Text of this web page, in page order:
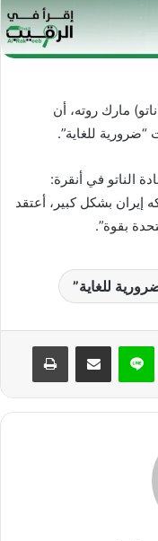
مارك روته، أن
“ضرورية للغاية”.
الناتو في أنقرة:
⁠إيران بشكل كبير، أعتقد
‌بقوة”.
للغاية”
لاين مشاركة عبر البريد طباعة